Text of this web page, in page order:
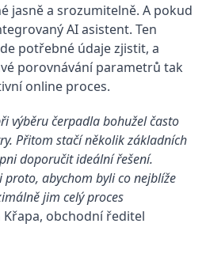
jasně a srozumitelně. A pokud
AI asistent. Ten
potřebné údaje zjistit, a
porovnávání parametrů tak
online proces.
výběru čerpadla bohužel často
Přitom stačí několik základních
doporučit ideální řešení.
abychom byli co nejblíže
jim celý proces
obchodní ředitel